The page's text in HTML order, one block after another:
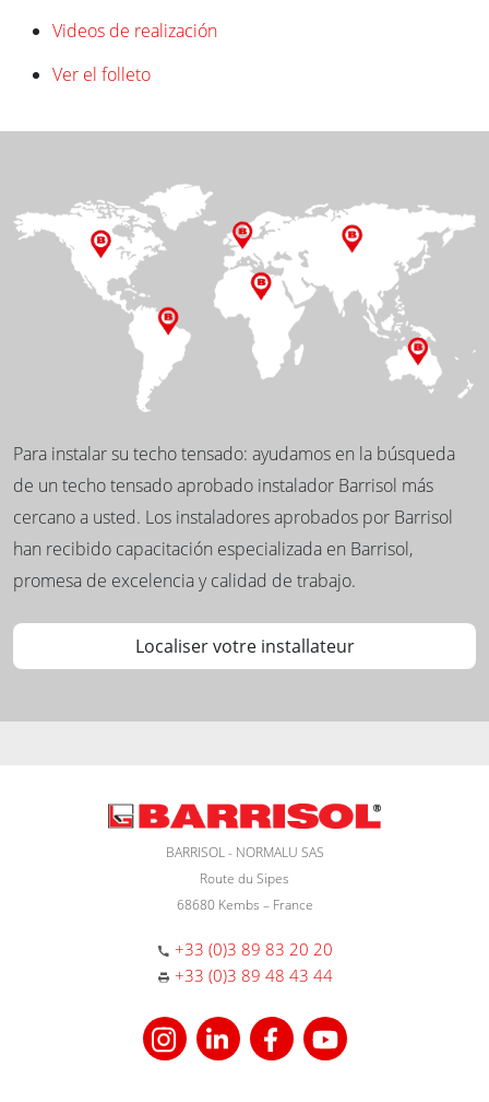
Videos de realización
Ver el folleto
Para instalar su techo tensado: ayudamos en la búsqueda
de un techo tensado aprobado instalador Barrisol más
cercano a usted. Los instaladores aprobados por Barrisol
han recibido capacitación especializada en Barrisol,
promesa de excelencia y calidad de trabajo.
Localiser votre installateur
BARRISOL - NORMALU SAS
Route du Sipes
68680 Kembs – France
+33 (0)3 89 83 20 20
+33 (0)3 89 48 43 44